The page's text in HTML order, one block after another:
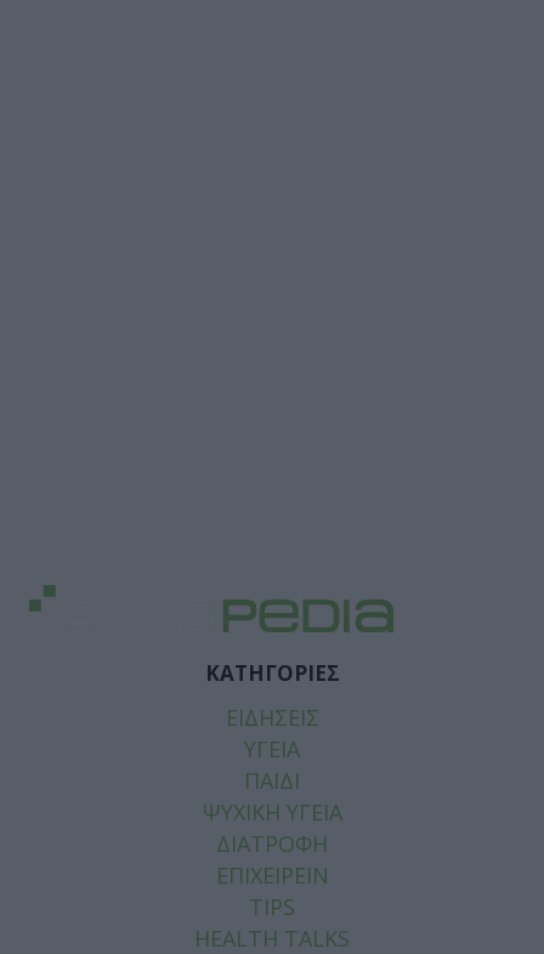
ΚΑΤΗΓΟΡΙΕΣ
ΕΙΔΗΣΕΙΣ
ΥΓΕΙΑ
ΠΑΙΔΙ
ΨΥΧΙΚΗ ΥΓΕΙΑ
ΔΙΑΤΡΟΦΗ
ΕΠΙΧΕΙΡΕΙΝ
TIPS
HEALTH TALKS